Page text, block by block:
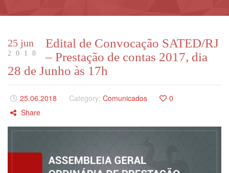
25 jun
2018
Edital de Convocação SATED/RJ
– Prestação de contas 2017, dia
28 de Junho às 17h
25.06.2018 Category: Comunicados
0
Share